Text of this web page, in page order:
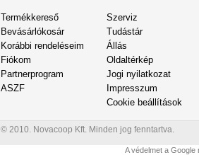
Termékkereső
Bevásárlókosár
Korábbi rendeléseim
Fiókom
Partnerprogram
ASZF
Szerviz
Tudástár
Állás
Oldaltérkép
Jogi nyilatkozat
Impresszum
Cookie beállítások
© 2010. Novacoop Kft. Minden jog fenntartva.
A védelmet a Google